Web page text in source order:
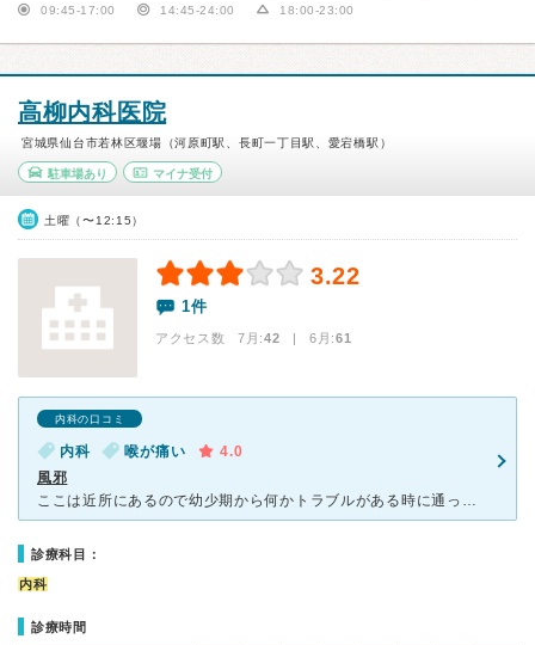
09:45-17:00 14:45-24:00 18:00-23:00
高柳内科医院
宮城県仙台市若林区堰場（河原町駅、長町一丁目駅、愛宕橋駅）
駐車場あり マイナ受付
土曜（〜12:15）
3.22
1件
アクセス数 7月:42 | 6月:61
内科の口コミ
内科 喉が痛い
4.0
風邪
ここは近所にあるので幼少期から何かトラブルがある時に通っていました。先生は年配の男の先生です。広瀬川がある橋の手前にあるのですが駐車場はありますが、車も多い場所なので気を付けてください。私は今回風邪と
診療科目：
内科
診療時間